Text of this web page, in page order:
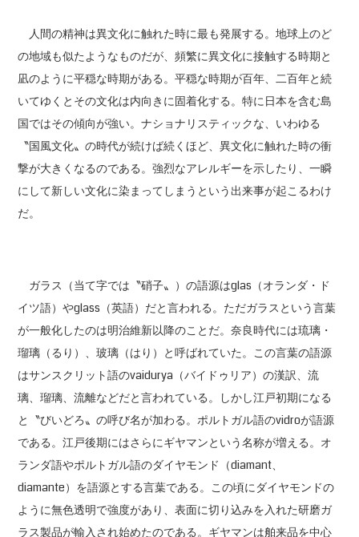
人間の精神は異文化に触れた時に最も発展する。地球上のど
の地域も似たようなものだが、頻繁に異文化に接触する時期と
凪のように平穏な時期がある。平穏な時期が百年、二百年と続
いてゆくとその文化は内向きに固着化する。特に日本を含む島
国ではその傾向が強い。ナショナリスティックな、いわゆる
〝国風文化〟の時代が続けば続くほど、異文化に触れた時の衝
撃が大きくなるのである。強烈なアレルギーを示したり、一瞬
にして新しい文化に染まってしまうという出来事が起こるわけ
だ。
ガラス（当て字では〝硝子〟）の語源はglas（オランダ・ド
イツ語）やglass（英語）だと言われる。ただガラスという言葉
が一般化したのは明治維新以降のことだ。奈良時代には琉璃・
瑠璃（るり）、玻璃（はり）と呼ばれていた。この言葉の語源
はサンスクリット語のvaidurya（バイドゥリア）の漢訳、流
璃、瑠璃、流離などだと言われている。しかし江戸初期になる
と〝びいどろ〟の呼び名が加わる。ポルトガル語のvidroが語源
である。江戸後期にはさらにギヤマンという名称が増える。オ
ランダ語やポルトガル語のダイヤモンド（diamant、
diamante）を語源とする言葉である。この頃にダイヤモンドの
ように無色透明で強度があり、表面に切り込みを入れた研磨ガ
ラス製品が輸入され始めたのである。ギヤマンは舶来品を中心